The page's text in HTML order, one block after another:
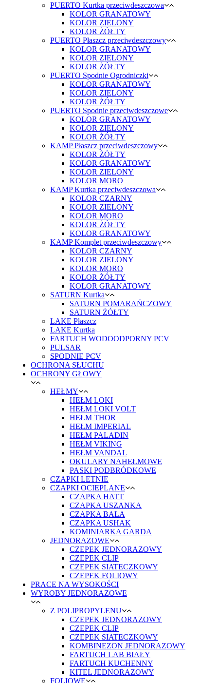
PUERTO Kurtka przeciwdeszczowa
KOLOR GRANATOWY
KOLOR ZIELONY
KOLOR ŻÓŁTY
PUERTO Płaszcz przeciwdeszczowy
KOLOR GRANATOWY
KOLOR ZIELONY
KOLOR ŻÓŁTY
PUERTO Spodnie Ogrodniczki
KOLOR GRANATOWY
KOLOR ZIELONY
KOLOR ŻÓŁTY
PUERTO Spodnie przeciwdeszczowe
KOLOR GRANATOWY
KOLOR ZIELONY
KOLOR ŻÓŁTY
KAMP Płaszcz przeciwdeszczowy
KOLOR ŻÓŁTY
KOLOR GRANATOWY
KOLOR ZIELONY
KOLOR MORO
KAMP Kurtka przeciwdeszczowa
KOLOR CZARNY
KOLOR ZIELONY
KOLOR MORO
KOLOR ŻÓŁTY
KOLOR GRANATOWY
KAMP Komplet przeciwdeszczowy
KOLOR CZARNY
KOLOR ZIELONY
KOLOR MORO
KOLOR ŻÓŁTY
KOLOR GRANATOWY
SATURN Kurtka
SATURN POMARAŃCZOWY
SATURN ŻÓŁTY
LAKE Płaszcz
LAKE Kurtka
FARTUCH WODOODPORNY PCV
PULSAR
SPODNIE PCV
OCHRONA SŁUCHU
OCHRONY GŁOWY
HEŁMY
HEŁM LOKI
HEŁM LOKI VOLT
HEŁM THOR
HEŁM IMPERIAL
HEŁM PALADIN
HEŁM VIKING
HEŁM VANDAL
OKULARY NAHEŁMOWE
PASKI PODBRÓDKOWE
CZAPKI LETNIE
CZAPKI OCIEPLANE
CZAPKA HATT
CZAPKA USZANKA
CZAPKA BALA
CZAPKA USHAK
KOMINIARKA GARDA
JEDNORAZOWE
CZEPEK JEDNORAZOWY
CZEPEK CLIP
CZEPEK SIATECZKOWY
CZEPEK FOLIOWY
PRACE NA WYSOKOŚCI
WYROBY JEDNORAZOWE
Z POLIPROPYLENU
CZEPEK JEDNORAZOWY
CZEPEK CLIP
CZEPEK SIATECZKOWY
KOMBINEZON JEDNORAZOWY
FARTUCH LAB BIAŁY
FARTUCH KUCHENNY
KITEL JEDNORAZOWY
FOLIOWE